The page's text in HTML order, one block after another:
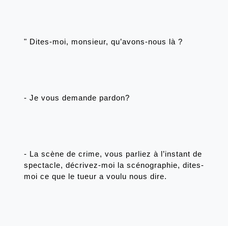
" Dites-moi, monsieur, qu’avons-nous là ?
- Je vous demande pardon?
- La scène de crime, vous parliez à l’instant de
spectacle, décrivez-moi la scénographie, dites-
moi ce que le tueur a voulu nous dire.